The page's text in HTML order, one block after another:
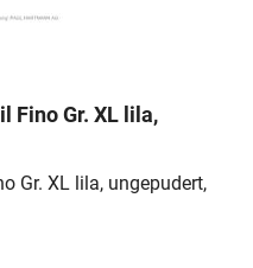
Fino Gr. XL lila,
Gr. XL lila, ungepudert,